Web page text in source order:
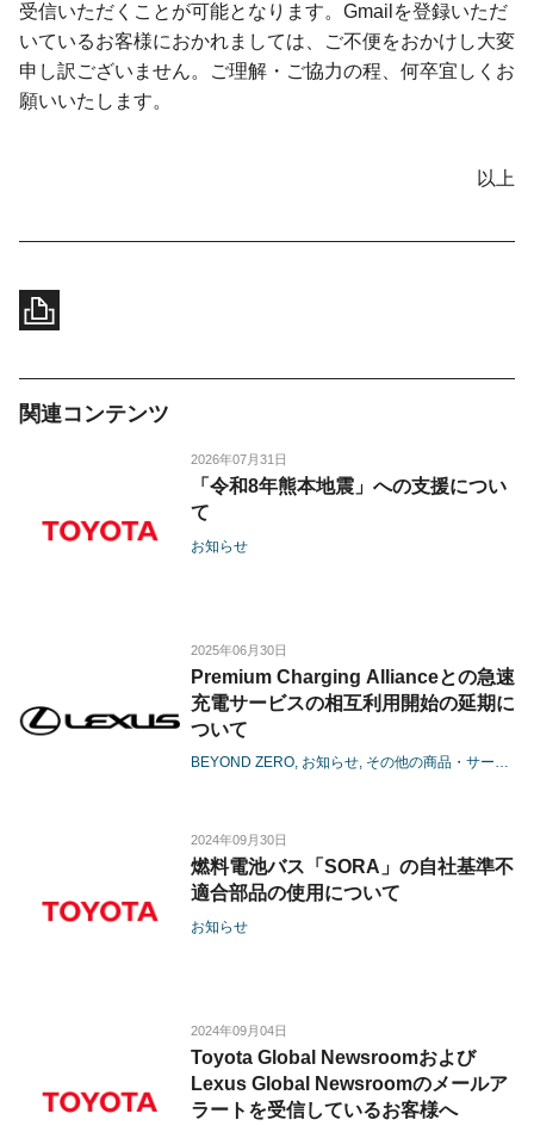
受信いただくことが可能となります。Gmailを登録いただ
いているお客様におかれましては、ご不便をおかけし大変
申し訳ございません。ご理解・ご協力の程、何卒宜しくお
願いいたします。
以上
関連コンテンツ
2026年07月31日
「令和8年熊本地震」への支援につい
て
お知らせ
2025年06月30日
Premium Charging Allianceとの急速
充電サービスの相互利用開始の延期に
ついて
BEYOND ZERO お知らせ その他の商品・サービス
2024年09月30日
燃料電池バス「SORA」の自社基準不
適合部品の使用について
お知らせ
2024年09月04日
Toyota Global Newsroomおよび
Lexus Global Newsroomのメールア
ラートを受信しているお客様へ